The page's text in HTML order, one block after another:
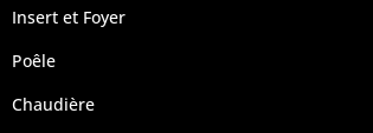
Insert et Foyer
Poêle
Chaudière